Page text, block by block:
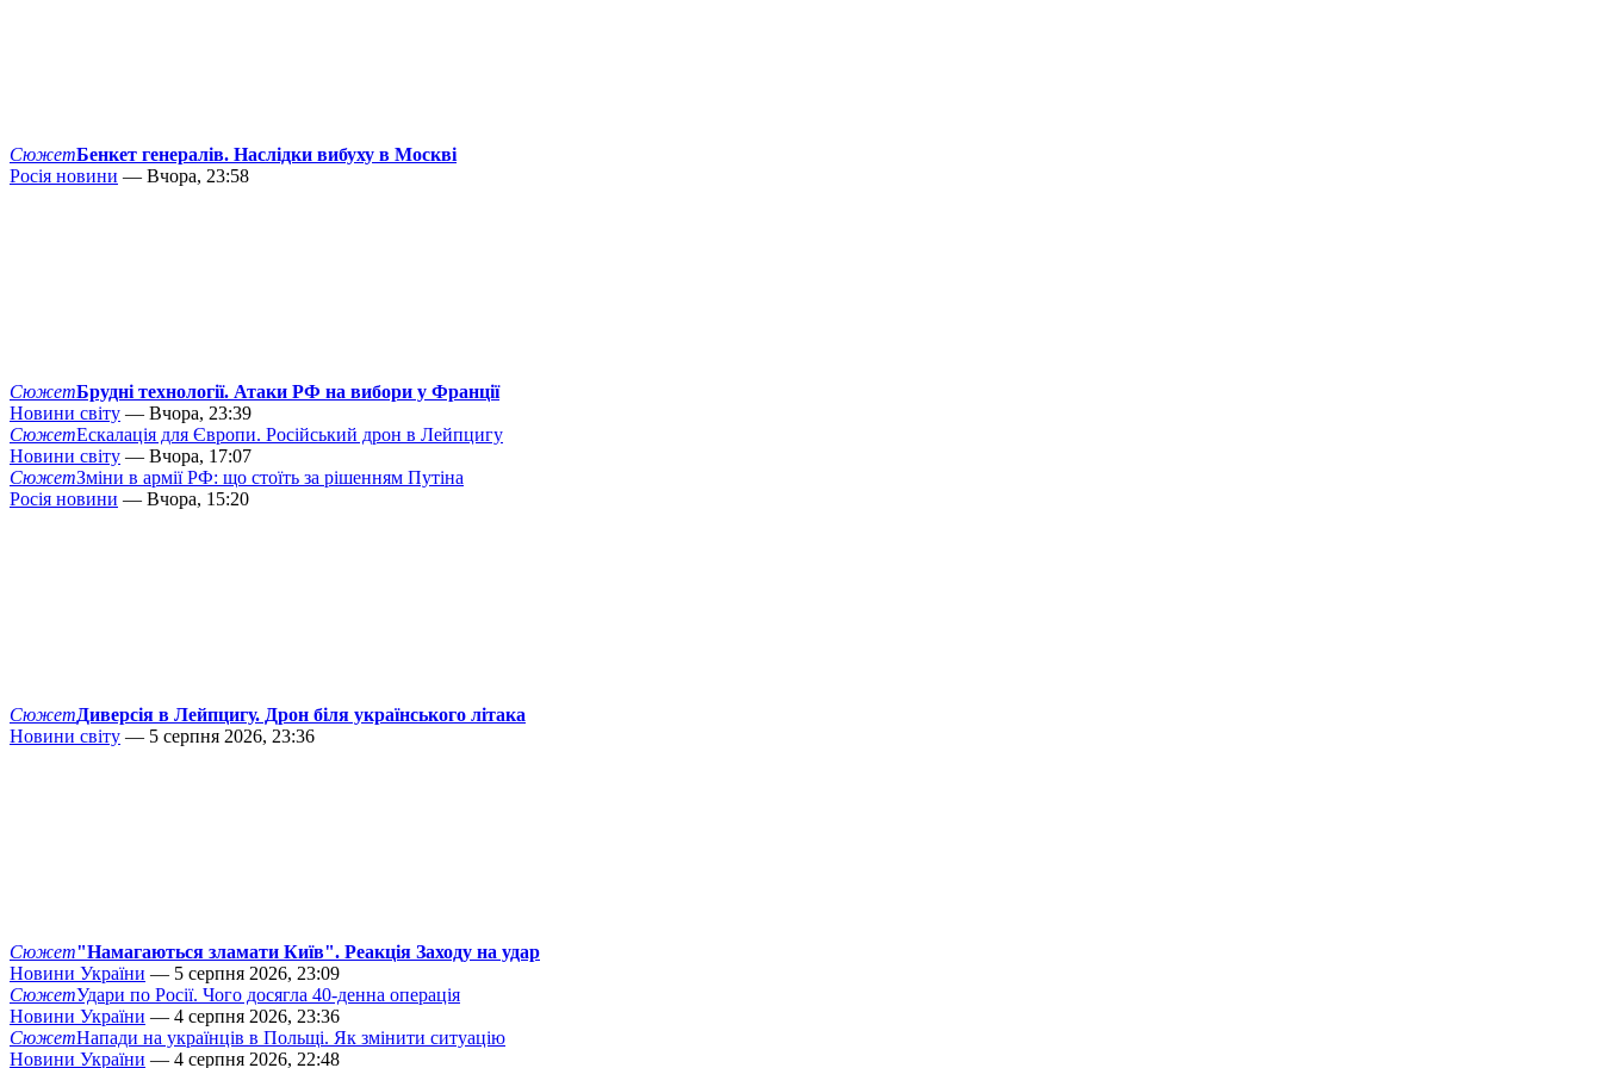
СюжетБенкет генералів. Наслідки вибуху в Москві
Росія новини — Вчора, 23:58
СюжетБрудні технології. Атаки РФ на вибори у Франції
Новини світу — Вчора, 23:39
СюжетЕскалація для Європи. Російський дрон в Лейпцигу
Новини світу — Вчора, 17:07
СюжетЗміни в армії РФ: що стоїть за рішенням Путіна
Росія новини — Вчора, 15:20
СюжетДиверсія в Лейпцигу. Дрон біля українського літака
Новини світу — 5 серпня 2026, 23:36
Сюжет"Намагаються зламати Київ". Реакція Заходу на удар
Новини України — 5 серпня 2026, 23:09
СюжетУдари по Росії. Чого досягла 40-денна операція
Новини України — 4 серпня 2026, 23:36
СюжетНапади на українців в Польщі. Як змінити ситуацію
Новини України — 4 серпня 2026, 22:48